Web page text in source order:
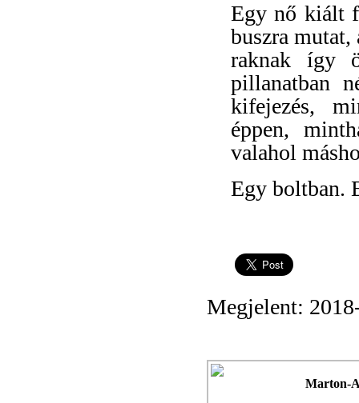
Egy nő kiált
buszra mutat,
raknak így
pillanatban
kifejezés,
éppen,
valahol
Egy boltban.
Megjelent:
Marton-